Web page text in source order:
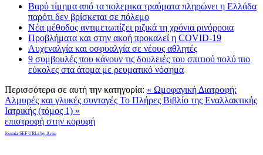
Βαρύ τίμημα από τα πολεμικα τραύματα πληρώνει η Ελλάδα
παρότι δεν βρίσκεται σε πόλεμο
Νέα μέθοδος αντιμετωπίζει ριζικά τη χρόνια ρινόρροια
Προβλήματα και στην ακοή προκαλεί η COVID-19
Αυχεναλγία και οσφυαλγία σε νέους αθλητές
9 συμβουλές που κάνουν τις δουλειές του σπιτιού πολύ πιο
εύκολες στα άτομα με ρευματικό νόσημα
Περισσότερα σε αυτή την κατηγορία: « Ωμοφαγική Διατροφή:
Αλμυρές και γλυκές συνταγές Το Πλήρες Βιβλίο της Εναλλακτικής
Ιατρικής (τόμος 1) »
επιστροφή στην κορυφή
Joomla SEF URLs by Artio